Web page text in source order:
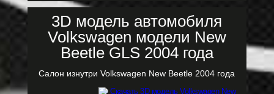
3D модель автомобиля
Volkswagen модели New
Beetle GLS 2004 года
Салон изнутри Volkswagen New Beetle 2004 года